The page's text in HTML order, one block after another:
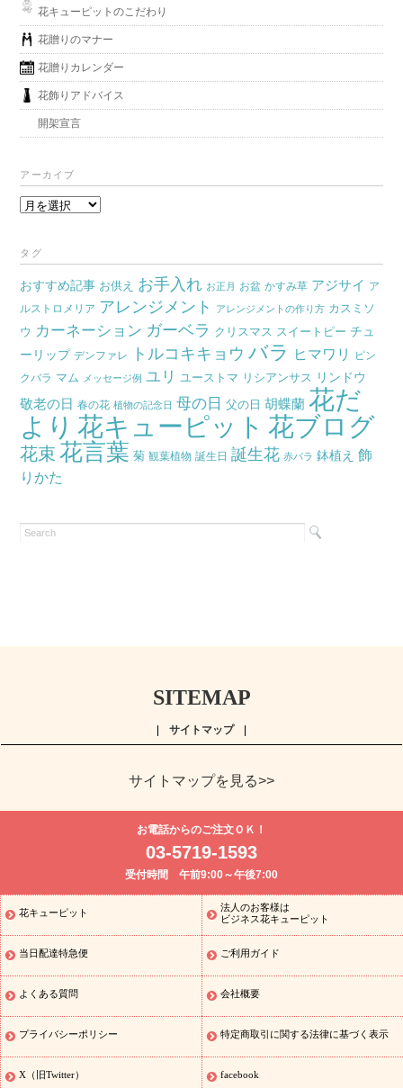
花キューピットのこだわり
花贈りのマナー
花贈りカレンダー
花飾りアドバイス
開架宣言
アーカイブ
ア
カ
イ
ブ
タグ
おすすめ記事 お供え お手入れ お正月 お盆 かすみ草 アジサイ ア
ルストロメリア アレンジメント アレンジメントの作り方 カスミソ
ウ カーネーション ガーベラ クリスマス スイートピー チュ
ーリップ デンファレ トルコキキョウ バラ ヒマワリ
ピン
クバラ マム メッセージ例 ユリ ユーストマ リシアンサス リンドウ
敬老の日 春の花 植物の記念日 母の日 父の日 胡蝶蘭 花だ
より 花キューピット 花ブログ
花束 花言葉 菊 観葉植物 誕生日 誕生花 赤バラ 鉢植え 飾
りかた
SITEMAP
サイトマップ
サイトマップを見る>>
お祝い 誕生日フラワーギフト特集
お供え・お悔やみの花
四十九日法要以降に贈る花
通夜・葬儀に贈る花
胡蝶蘭・花鉢 プリザーブドフラワー
のイベント
ひまわり ギフト・プレゼント特集
お盆 花（新盆・初
盆）
季節のイベント お盆 花（新盆・初盆）
お盆 花（新盆・
初盆）
お盆・お供え 花とセットギフト
お盆・お供え プリザーブ
ドフラワー
ひまわり ギフト・プレゼント特集
元・暑中見舞い 花のギフト特集
敬老の日におくる花ギフト・プレ
ゼント特集
敬老の日におくる花ギフト・プレゼント特集
花のおすすめランキング
敬老の日 花鉢植えのギフト・プレゼント
特集
敬老の日 花とセットギフト・プレゼント特集
敬老の日の花
ズ』コラボキャンペーン
「きょう誕生日なんです」キャンペーン
お電話からのご注文ＯＫ！
03-5719-1593
受付時間 午前9:00～午後7:00
花キューピット
法人のお客様は
ビジネス花キューピット
当日配達特急便 ご利用ガイド
よくある質問 会社概要
プライバシーポリシー 特定商取引に関する法律に基づく表示
X（旧Twitter） facebook